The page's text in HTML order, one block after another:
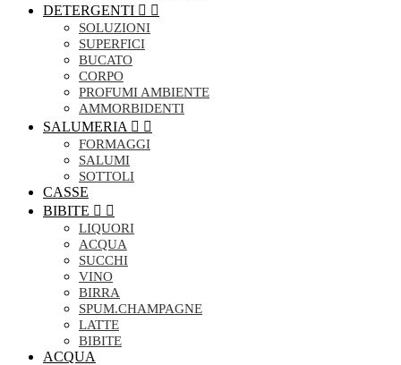
DETERGENTI  
SOLUZIONI
SUPERFICI
BUCATO
CORPO
PROFUMI AMBIENTE
AMMORBIDENTI
SALUMERIA  
FORMAGGI
SALUMI
SOTTOLI
CASSE
BIBITE  
LIQUORI
ACQUA
SUCCHI
VINO
BIRRA
SPUM.CHAMPAGNE
LATTE
BIBITE
ACQUA